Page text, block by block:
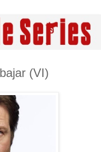
(VI)